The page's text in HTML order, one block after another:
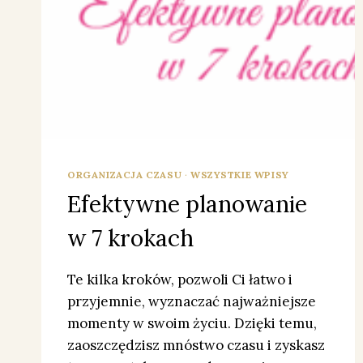
ORGANIZACJA CZASU · WSZYSTKIE WPISY
Efektywne planowanie
w 7 krokach
Te kilka kroków, pozwoli Ci łatwo i
przyjemnie, wyznaczać najważniejsze
momenty w swoim życiu. Dzięki temu,
zaoszczędzisz mnóstwo czasu i zyskasz